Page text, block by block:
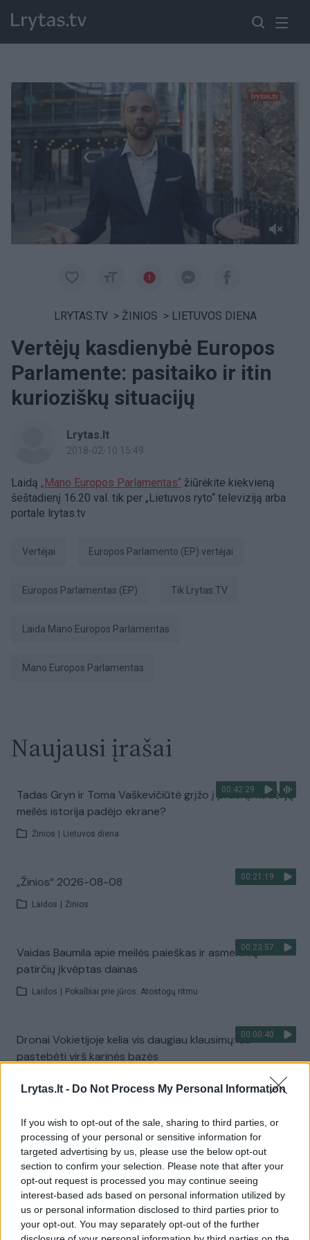
Lrytas.lt - Do Not Process My Personal Information
If you wish to opt-out of the sale, sharing to third parties, or
processing of your personal or sensitive information for
targeted advertising by us, please use the below opt-out
section to confirm your selection. Please note that after your
opt-out request is processed you may continue seeing
interest-based ads based on personal information utilized by
us or personal information disclosed to third parties prior to
your opt-out. You may separately opt-out of the further
Paremkite Ukrainą
LRYTAS.TV > ŽINIOS > LIETUVOS DIENA
Vertėjų kasdienybė Europos
Parlamente: pasitaiko ir itin
kurioziškų situacijų
Lrytas.lt
2018-02-10 15:49
Laidą „Mano Europos Parlamentas“ žiūrėkite kiekvieną
šeštadienį 16.20 val. tik per „Lietuvos ryto“ televiziją arba
portale lrytas.tv
vertėjai Europos Parlamento (EP) vertėjai
Europos Parlamentas (EP) tik Lrytas.TV
Laida Mano Europos Parlamentas
Mano Europos Parlamentas
Naujausi įrašai
00:42:29
Tadas Gryn ir Toma Vaškevičiūtė grįžo į praeitį: kodėl jų
meilės istorija padėjo ekrane?
Žinios Lietuvos diena
00:21:19
„Žinios“ 2026-08-08
Laidos Žinios
00:23:57
Vaidas Baumila apie meilės paieškas ir asmeninių
patirčių įkvėptas dainas
Laidos Pokalbiai prie jūros. Atostogų ritmu
00:00:40
Dronai Vokietijoje kelia vis daugiau klausimų: du
pastebėti virš karinės bazės
Visi įrašai
Žiūrimiausi įrašai
00:00:30